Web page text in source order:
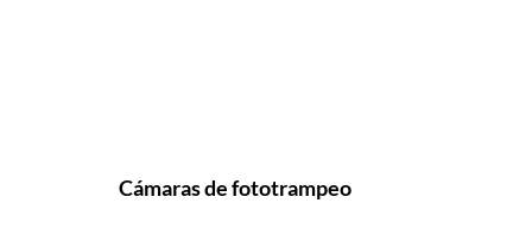
Cámaras de fototrampeo